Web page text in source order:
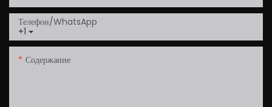
+1
Телефон/WhatsApp
Содержание